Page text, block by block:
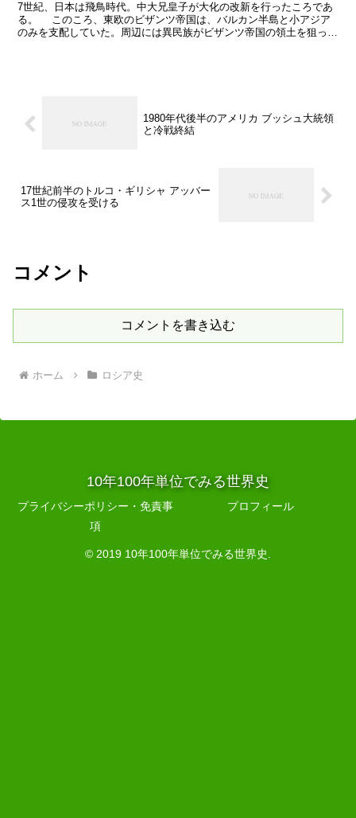
7世紀、日本は飛鳥時代。中大兄皇子が大化の改新を行ったころであ
る。 このころ、東欧のビザンツ帝国は、バルカン半島と小アジア
のみを支配していた。周辺には異民族がビザンツ帝国の領土を狙って
1980年代後半のアメリカ ブッシュ大統領
と冷戦終結
17世紀前半のトルコ・ギリシャ アッバー
ス1世の侵攻を受ける
コメント
コメントを書き込む
ホーム ロシア史
10年100年単位でみる世界史
プライバシーポリシー・免責事
項
プロフィール
© 2019 10年100年単位でみる世界史.